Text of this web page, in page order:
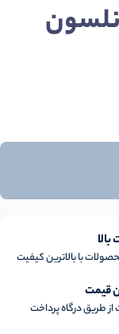
با بالاترین کیفیت
قیمت
از طریق درگاه پرداخت